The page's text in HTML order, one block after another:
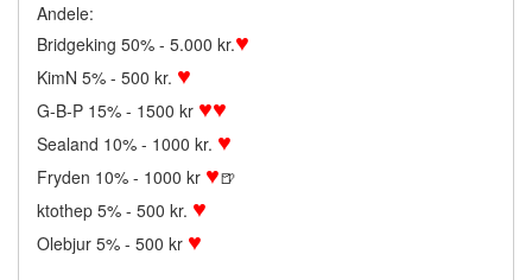
Andele:
Bridgeking 50% - 5.000 kr.♥
KimN 5% - 500 kr. ♥
G-B-P 15% - 1500 kr ♥♥
Sealand 10% - 1000 kr. ♥
Fryden 10% - 1000 kr ♥🍺
ktothep 5% - 500 kr. ♥
Olebjur 5% - 500 kr ♥